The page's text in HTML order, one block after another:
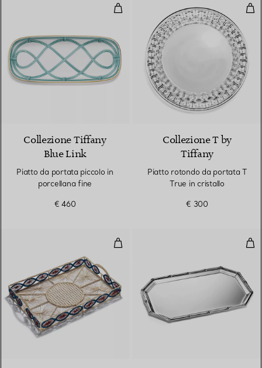
Piatto da portata piccolo in
Collezione Tiffany
Blue Link
Piatto da portata piccolo in
porcellana fine
€ 460
Collezione T by
Tiffany
Piatto rotondo da portata T
True in cristallo
€ 300
Vassoio in rafia multicolore